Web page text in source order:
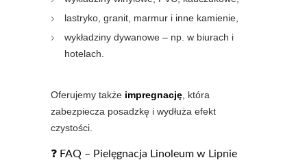
lastryko, granit, marmur i inne kamienie,
wykładziny dywanowe – np. w biurach i
hotelach.
Oferujemy także impregnację , która
zabezpiecza posadzkę i wydłuża efekt
czystości.
❓ FAQ – Pielęgnacja Linoleum w Lipnie